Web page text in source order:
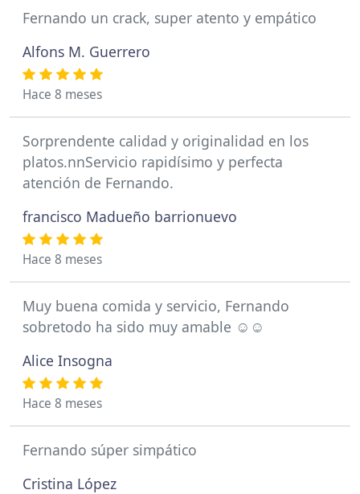
Fernando un crack, super atento y empático
Alfons M. Guerrero
Hace 8 meses
Sorprendente calidad y originalidad en los
platos.nnServicio rapidísimo y perfecta
atención de Fernando.
francisco Madueño barrionuevo
Hace 8 meses
Muy buena comida y servicio, Fernando
sobretodo ha sido muy amable ☺️☺️
Alice Insogna
Hace 8 meses
Fernando súper simpático
Cristina López